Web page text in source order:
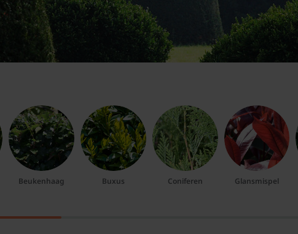
Beukenhaag Buxus Coniferen Glansmispel